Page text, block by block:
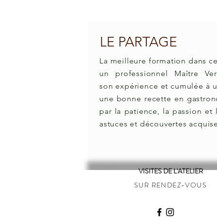
LE PARTAGE
La meilleure formation dans
un professionnel Maître
son expérience et cumulée à
une bonne recette en
par la patience, la passion
astuces et découvertes
VISITES DE L'ATELIER
SUR RENDEZ-VOUS